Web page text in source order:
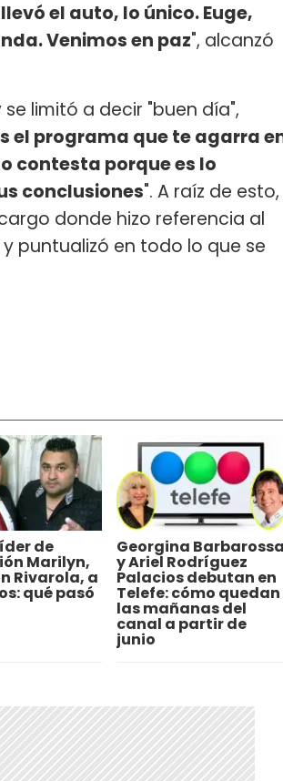
el auto, lo único. Euge,
Venimos en paz", alcanzó
limitó a decir "buen día",
el programa que te agarra
contesta porque es lo
conclusiones". A raíz de esto,
donde hizo referencia al
puntualizó en todo lo que se
de
Marilyn,
Rivarola, a
qué pasó
Georgina
y Ariel Rodríguez
Palacios debutan en
Telefe: cómo quedan
las mañanas del
canal a partir de
junio